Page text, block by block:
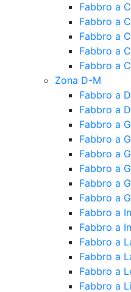
Fabbro a
Fabbro a
Fabbro a
Fabbro a
Fabbro a
Zona D-M
Fabbro a
Fabbro a
Fabbro a
Fabbro a
Fabbro a
Fabbro a
Fabbro a
Fabbro a
Fabbro a
Fabbro a
Fabbro a
Fabbro a
Fabbro a
Fabbro a